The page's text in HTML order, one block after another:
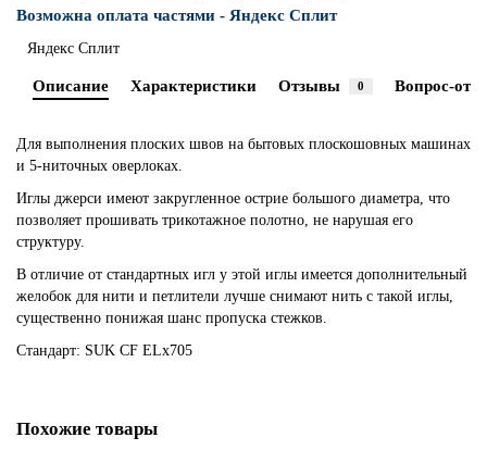
Возможна оплата частями - Яндекс Сплит
Яндекс Сплит
Описание Характеристики Отзывы 0 Вопрос-
Для выполнения плоских швов на бытовых плоскошовных машинах
и 5-ниточных оверлоках.
Иглы джерси имеют закругленное острие большого диаметра, что
позволяет прошивать трикотажное полотно, не нарушая его
структуру.
В отличие от стандартных игл у этой иглы имеется дополнительный
желобок для нити и петлители лучше снимают нить с такой иглы,
существенно понижая шанс пропуска стежков.
Стандарт: SUK CF ELx705
Похожие товары